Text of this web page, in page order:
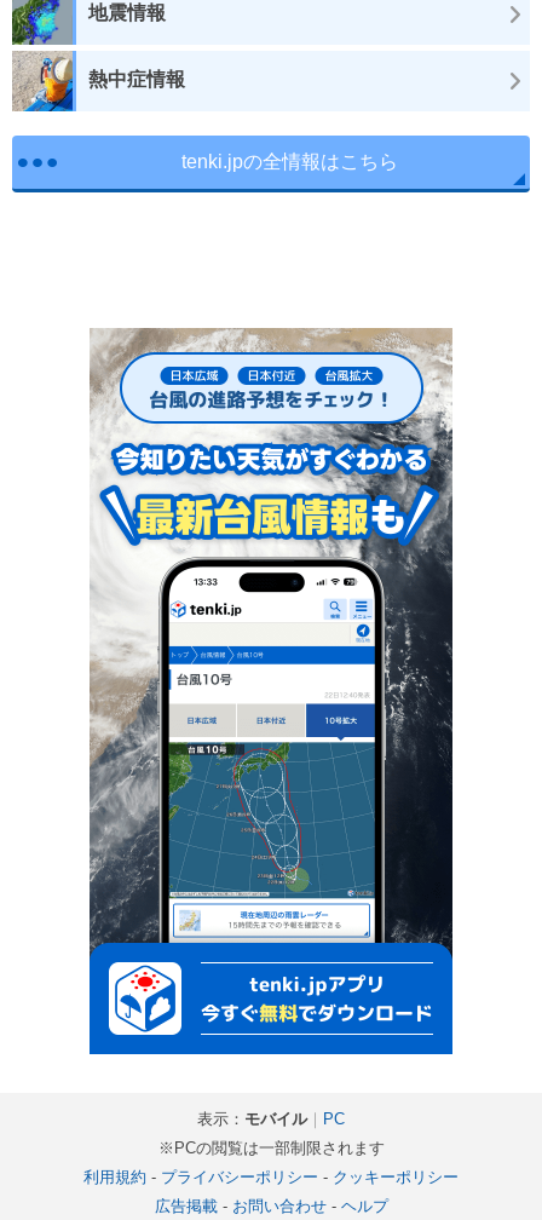
地震情報
熱中症情報
tenki.jpの全情報はこちら
表示： モバイル｜ PC
※PCの閲覧は一部制限されます
利用規約 - プライバシーポリシー - クッキーポリシー
広告掲載- お問い合わせ- ヘルプ